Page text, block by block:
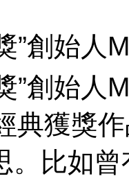
”創始人
”創始人
典獲獎
。比